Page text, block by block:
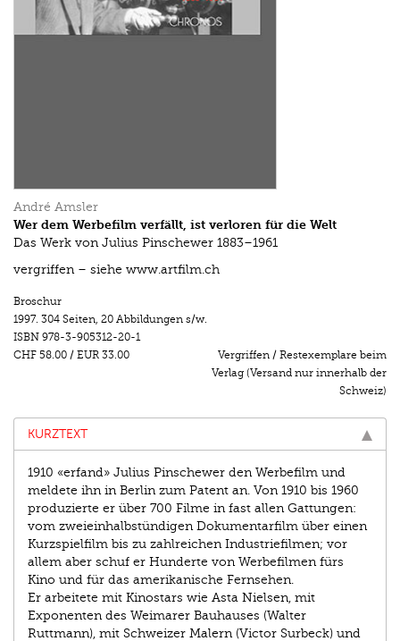
André Amsler
Wer dem Werbefilm verfällt, ist verloren für die Welt
Das Werk von Julius Pinschewer 1883–1961
vergriffen – siehe www.artfilm.ch
Broschur
1997. 304 Seiten 20 Abbildungen s/w.
ISBN 978-3-905312-20-1
CHF 58.00 / EUR 33.00
Vergriffen / Restexemplare beim
Verlag (Versand nur innerhalb der
Schweiz)
KURZTEXT
1910 «erfand» Julius Pinschewer den Werbefilm und
meldete ihn in Berlin zum Patent an. Von 1910 bis 1960
produzierte er über 700 Filme in fast allen Gattungen:
vom zweieinhalbstündigen Dokumentarfilm über einen
Kurzspielfilm bis zu zahlreichen Industriefilmen; vor
allem aber schuf er Hunderte von Werbefilmen fürs
Kino und für das amerikanische Fernsehen.
Er arbeitete mit Kinostars wie Asta Nielsen, mit
Exponenten des Weimarer Bauhauses (Walter
Ruttmann), mit Schweizer Malern (Victor Surbeck) und